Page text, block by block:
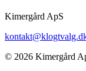
Kimergård ApS
© 2026 Kimergård